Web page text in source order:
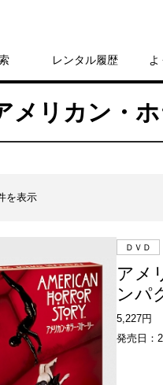
レンタル履歴 よ
メリカン・
を表示
ＤＶＤ
アメ
ンパ
5,227円
発売日：